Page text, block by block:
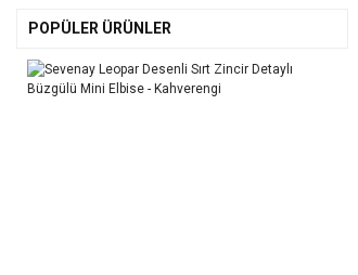
Taş (1)
POPÜLER ÜRÜNLER